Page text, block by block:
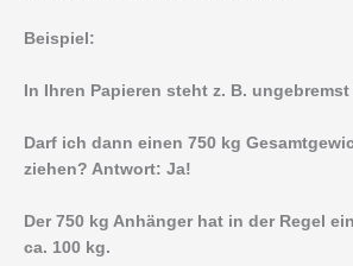
Beispiel:
In Ihren Papieren steht z. B. ungebremst
Darf ich dann einen 750 kg
ziehen? Antwort: Ja!
Der 750 kg Anhänger hat in der Regel
ca. 100 kg.